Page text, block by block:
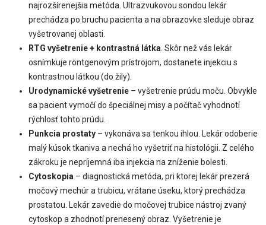
najrozšírenejšia metóda. Ultrazvukovou sondou lekár
prechádza po bruchu pacienta a na obrazovke sleduje obraz
vyšetrovanej oblasti.
RTG vyšetrenie + kontrastná látka . Skôr než vás lekár
osnímkuje röntgenovým prístrojom, dostanete injekciu s
kontrastnou látkou (do žily).
Urodynamické vyšetrenie – vyšetrenie prúdu moču. Obvykle
sa pacient vymočí do špeciálnej misy a počítač vyhodnotí
rýchlosť tohto prúdu.
Punkcia prostaty – vykonáva sa tenkou ihlou. Lekár odoberie
malý kúsok tkaniva a nechá ho vyšetriť na histológii. Z celého
zákroku je nepríjemná iba injekcia na zníženie bolesti.
Cytoskopia – diagnostická metóda, pri ktorej lekár prezerá
močový mechúr a trubicu, vrátane úseku, ktorý prechádza
prostatou. Lekár zavedie do močovej trubice nástroj zvaný
cytoskop a zhodnotí prenesený obraz. Vyšetrenie je